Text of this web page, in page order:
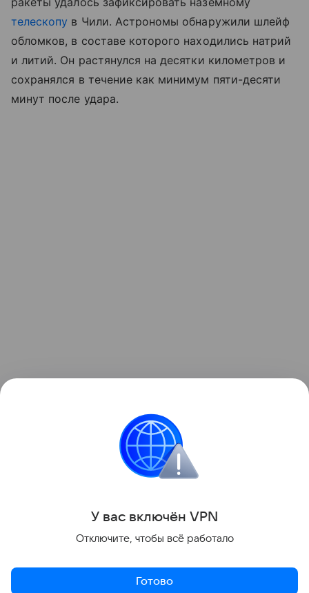
телескопу в Чили. Астрономы обнаружили шлейф
обломков, в составе которого находились натрий
и литий. Он растянулся на десятки километров и
сохранялся в течение как минимум пяти-десяти
минут после удара.
материале
Поделиться
У вас включён VPN
Отключите, чтобы всё работало
Готово